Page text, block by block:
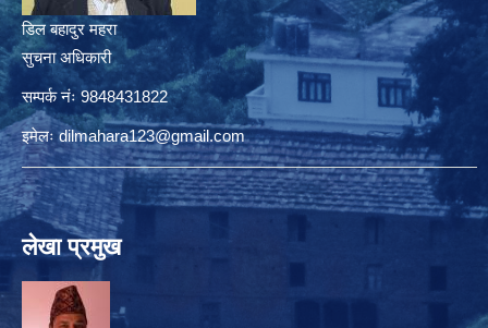
डिल बहादुर महरा
सुचना अधिकारी
सम्पर्क नंः 9848431822
इमेलःdilmahara123@gmail.com
लेखा प्रमुख